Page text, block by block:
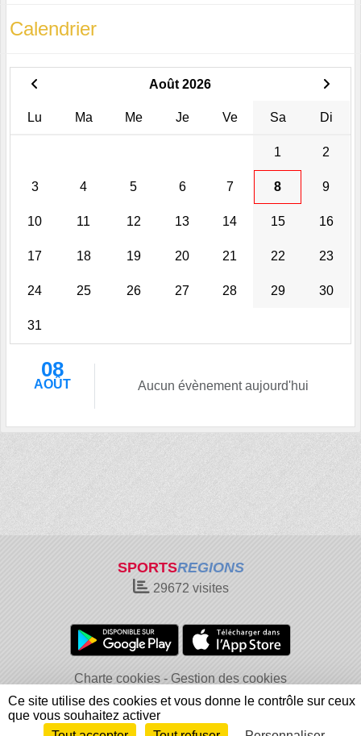
Calendrier
Août 2026
Lu Ma Me Je Ve Sa Di
1 2
3 4 5 6 7 8 9
10 11 12 13 14 15 16
17 18 19 20 21 22 23
24 25 26 27 28 29 30
31
08
AOÛT Aucun évènement aujourd'hui
SPORTSREGIONS
29672 visites
Charte cookies
Gestion des cookies
Informations légales
Signaler un contenu inapproprié
Ce site utilise des cookies et vous donne le contrôle sur ceux
que vous souhaitez activer